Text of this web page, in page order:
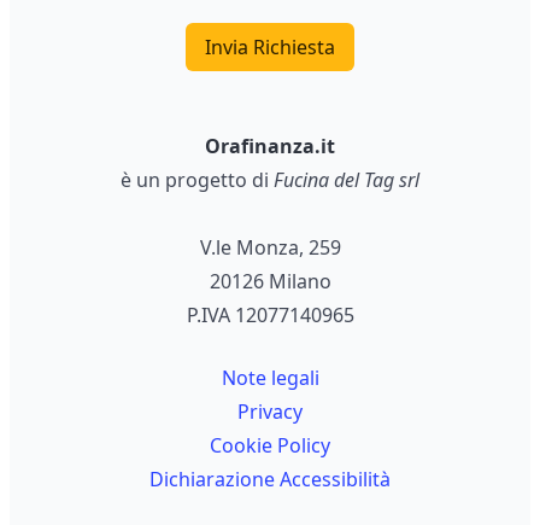
Invia Richiesta
Orafinanza.it
è un progetto di Fucina del Tag srl
V.le Monza, 259
20126 Milano
P.IVA 12077140965
Note legali
Privacy
Cookie Policy
Dichiarazione Accessibilità